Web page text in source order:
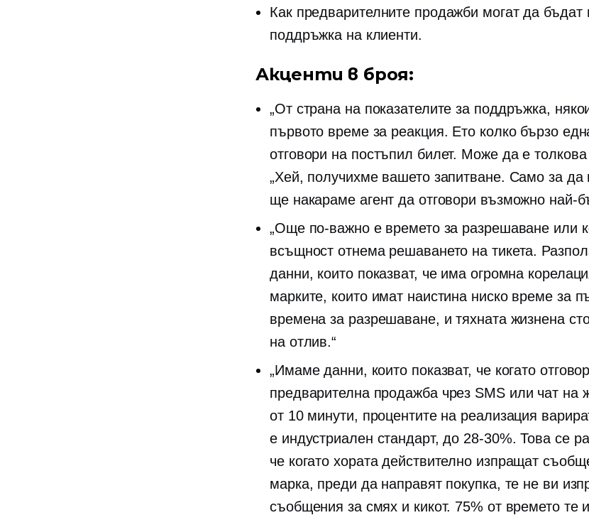
Как предварителните продажби могат да бъдат
поддръжка на клиенти.
Акценти в броя:
„От страна на показателите за поддръжка,
първото време за реакция. Ето колко бързо
отговори на постъпил билет. Може да е толкова
„Хей, получихме вашето запитване. Само за
ще накараме агент да отговори възможно най-
„Още по-важно е времето за разрешаване или
всъщност отнема решаването на тикета.
данни, които показват, че има огромна
марките, които имат наистина ниско време за
времена за разрешаване, и тяхната жизнена
на отлив.“
„Имаме данни, които показват, че когато
предварителна продажба чрез SMS или чат на
от 10 минути, процентите на реализация
е индустриален стандарт, до 28-30%. Това се
че когато хората действително изпращат
марка, преди да направят покупка, те не ви
съобщения за смях и кикот. 75% от времето те